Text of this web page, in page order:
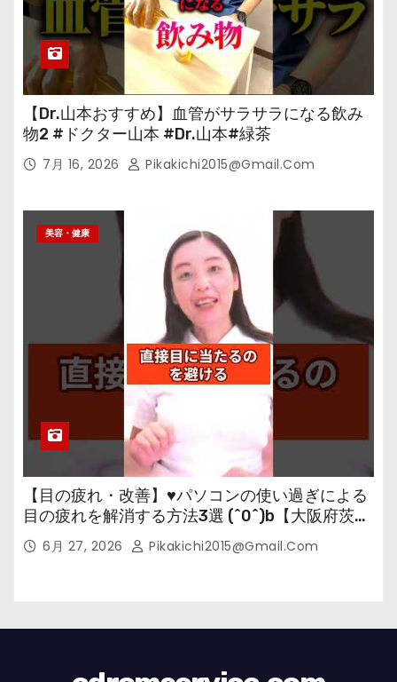
【Dr.山本おすすめ】血管がサラサラになる飲み
物2 #ドクター山本 #Dr.山本#緑茶
7月 16, 2026 Pikakichi2015@gmail.com
美容・健康
【目の疲れ・改善】♥パソコンの使い過ぎによる
目の疲れを解消する方法3選 (^0^)b【大阪府茨木
市の女性・美容鍼灸・整体師が教えます。】
6月 27, 2026 Pikakichi2015@gmail.com